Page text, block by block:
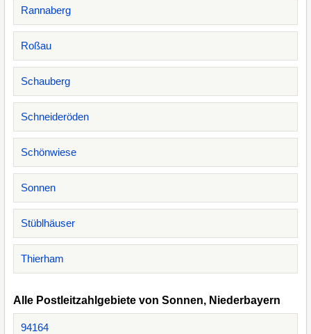
Rannaberg
Roßau
Schauberg
Schneideröden
Schönwiese
Sonnen
Stüblhäuser
Thierham
Alle Postleitzahlgebiete von Sonnen, Niederbayern
94164